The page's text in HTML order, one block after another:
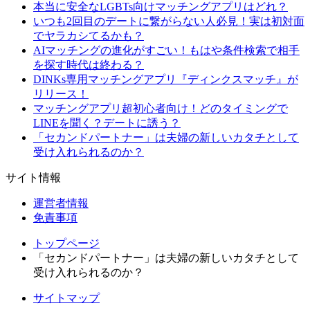
本当に安全なLGBTs向けマッチングアプリはどれ？
いつも2回目のデートに繋がらない人必見！実は初対面
でヤラカシてるかも？
AIマッチングの進化がすごい！もはや条件検索で相手
を探す時代は終わる？
DINKs専用マッチングアプリ『ディンクスマッチ』が
リリース！
マッチングアプリ超初心者向け！どのタイミングで
LINEを聞く？デートに誘う？
「セカンドパートナー」は夫婦の新しいカタチとして
受け入れられるのか？
サイト情報
運営者情報
免責事項
トップページ
「セカンドパートナー」は夫婦の新しいカタチとして
受け入れられるのか？
サイトマップ